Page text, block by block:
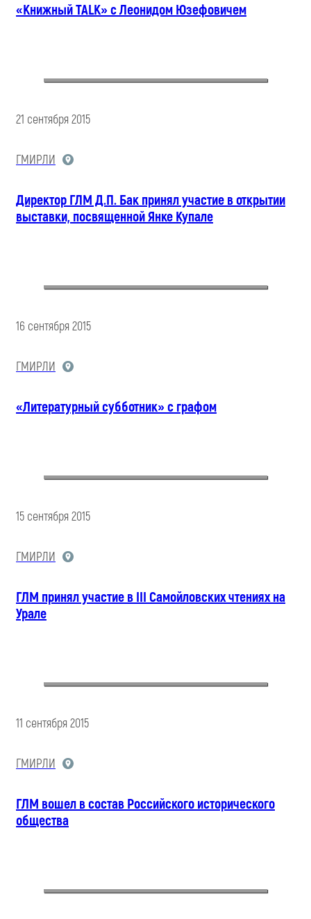
«Книжный TALK» с Леонидом Юзефовичем
21 сентября 2015
ГМИРЛИ
Директор ГЛМ Д.П. Бак принял участие в открытии
выставки, посвященной Янке Купале
16 сентября 2015
ГМИРЛИ
«Литературный субботник» с графом
15 сентября 2015
ГМИРЛИ
ГЛМ принял участие в III Cамойловских чтениях на
Урале
11 сентября 2015
ГМИРЛИ
ГЛМ вошел в состав Российского исторического
общества